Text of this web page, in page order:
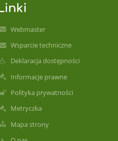
Webmaster
Wsparcie techniczne
Deklaracja dostępności
Informacje prawne
Polityka prywatności
Metryczka
Mapa strony